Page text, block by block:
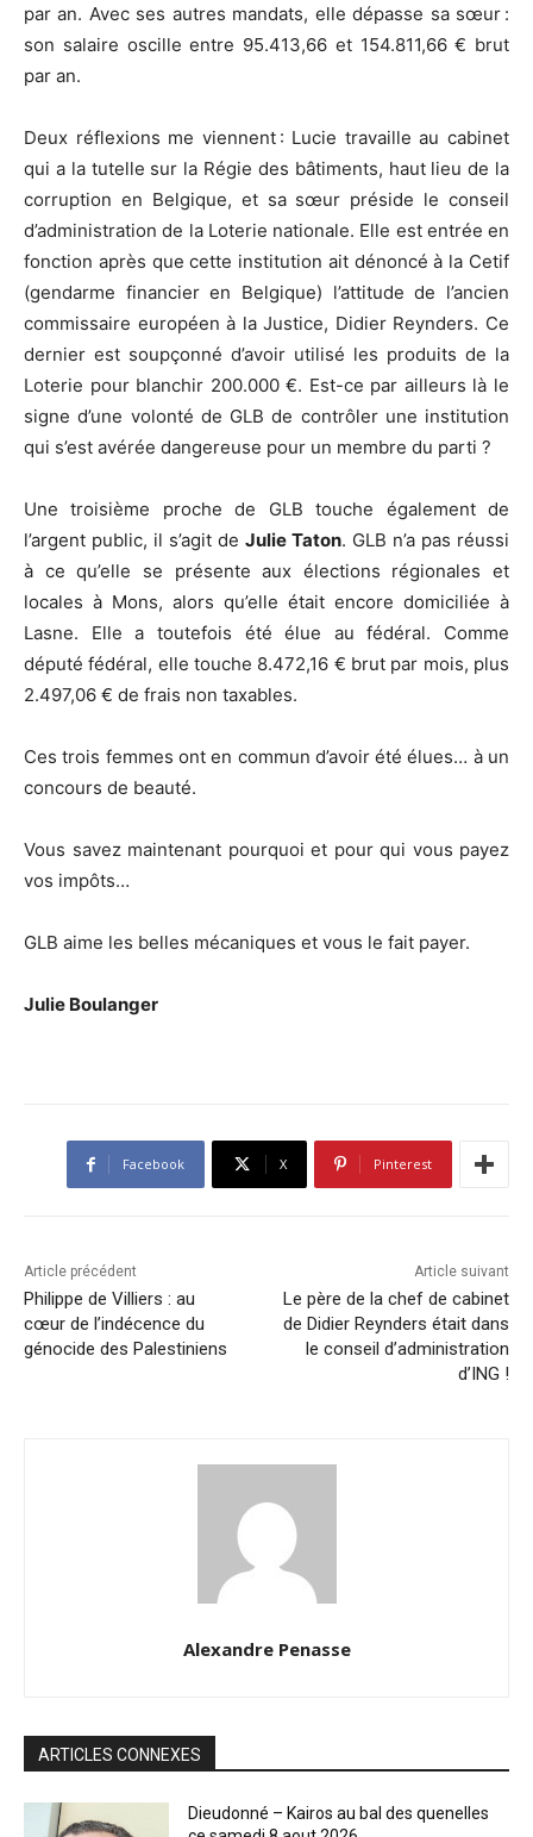
par an. Avec ses autres mandats, elle dépasse sa sœur :
son salaire oscille entre 95.413,66 et 154.811,66 € brut
par an.
Deux réflexions me viennent : Lucie travaille au cabinet
qui a la tutelle sur la Régie des bâtiments, haut lieu de la
corruption en Belgique, et sa sœur préside le conseil
d’administration de la Loterie nationale. Elle est entrée en
fonction après que cette institution ait dénoncé à la Cetif
(gendarme financier en Belgique) l’attitude de l’ancien
commissaire européen à la Justice, Didier Reynders. Ce
dernier est soupçonné d’avoir utilisé les produits de la
Loterie pour blanchir 200.000 €. Est-ce par ailleurs là le
signe d’une volonté de GLB de contrôler une institution
qui s’est avérée dangereuse pour un membre du parti ?
Une troisième proche de GLB touche également de
l’argent public, il s’agit de Julie Taton. GLB n’a pas réussi
à ce qu’elle se présente aux élections régionales et
locales à Mons, alors qu’elle était encore domiciliée à
Lasne. Elle a toutefois été élue au fédéral. Comme
député fédéral, elle touche 8.472,16 € brut par mois, plus
2.497,06 € de frais non taxables.
Ces trois femmes ont en commun d’avoir été élues… à un
concours de beauté.
Vous savez maintenant pourquoi et pour qui vous payez
vos impôts…
GLB aime les belles mécaniques et vous le fait payer.
Julie Boulanger
Facebook X Pinterest
Article précédent
Philippe de Villiers : au
cœur de l’indécence du
génocide des Palestiniens
Article suivant
Le père de la chef de cabinet
de Didier Reynders était dans
le conseil d’administration
d’ING !
Alexandre Penasse
ARTICLES CONNEXES
Dieudonné – Kairos au bal des quenelles